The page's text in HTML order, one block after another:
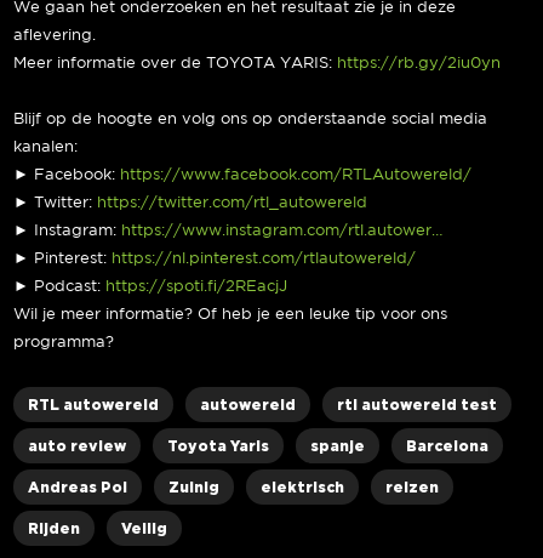
We gaan het onderzoeken en het resultaat zie je in deze
aflevering.
Meer informatie over de TOYOTA YARIS: https://rb.gy/2iu0yn
Blijf op de hoogte en volg ons op onderstaande social media
kanalen:
► Facebook: https://www.facebook.com/RTLAutowereld/
► Twitter: https://twitter.com/rtl_autowereld
► Instagram: https://www.instagram.com/rtl.autower…
► Pinterest: https://nl.pinterest.com/rtlautowereld/
► Podcast: https://spoti.fi/2REacjJ
Wil je meer informatie? Of heb je een leuke tip voor ons
programma?
RTL autowereld autowereld rtl autowereld test
auto review Toyota Yaris spanje Barcelona
Andreas Pol Zuinig elektrisch reizen
Rijden Veilig